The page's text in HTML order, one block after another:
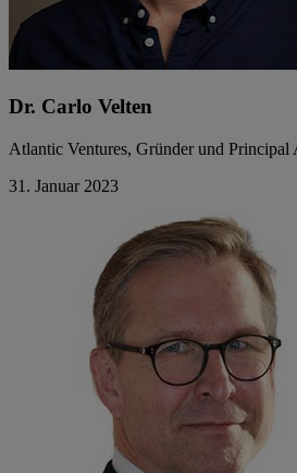
Dr. Carlo Velten
Atlantic Ventures, Gründer und Principal
31. Januar 2023